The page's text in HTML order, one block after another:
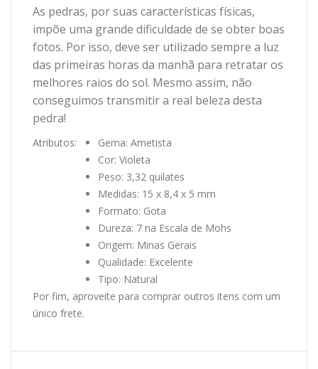
As pedras, por suas características físicas,
impõe uma grande dificuldade de se obter boas
fotos. Por isso, deve ser utilizado sempre a luz
das primeiras horas da manhã para retratar os
melhores raios do sol. Mesmo assim, não
conseguimos transmitir a real beleza desta
pedra!
Atributos:
Gema: Ametista
Cor: Violeta
Peso: 3,32 quilates
Medidas: 15 x 8,4 x 5 mm
Formato: Gota
Dureza: 7 na Escala de Mohs
Origem: Minas Gerais
Qualidade: Excelente
Tipo: Natural
Por fim, aproveite para comprar outros itens com um
único frete.